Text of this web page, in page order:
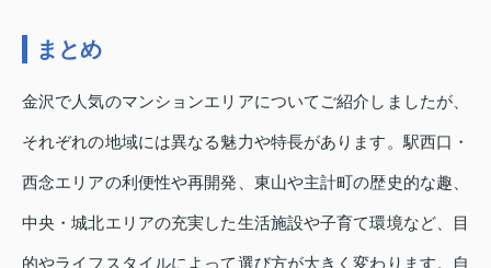
まとめ
金沢で人気のマンションエリアについてご紹介しましたが、
それぞれの地域には異なる魅力や特長があります。駅西口・
西念エリアの利便性や再開発、東山や主計町の歴史的な趣、
中央・城北エリアの充実した生活施設や子育て環境など、目
的やライフスタイルによって選び方が大きく変わります。自